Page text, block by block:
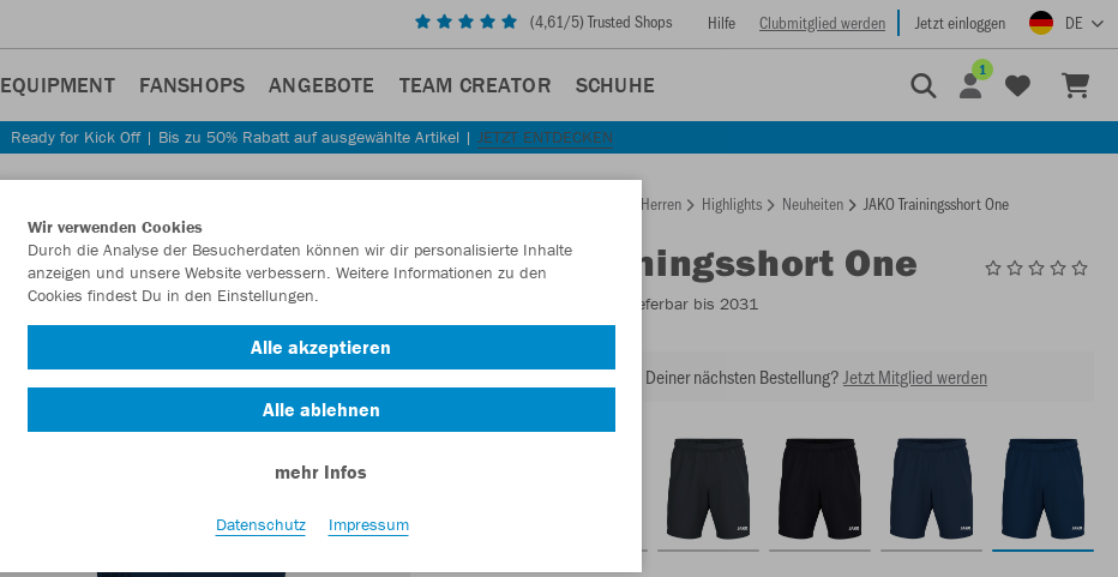
(4,61/5) Trusted Shops Hilfe Clubmitglied werden Jetzt einloggen DE
EQUIPMENT FANSHOPS ANGEBOTE TEAM CREATOR SCHUHE
1
Ready for Kick Off | Bis zu 50% Rabatt auf ausgewählte Artikel | JETZT ENTDECKEN
Herren Highlights Neuheiten JAKO Trainingsshort One
JAKOTrainingsshort One
- Lieferbar bis 2031
Lust auf 30% Rabatt bei Deiner nächsten Bestellung? Jetzt Mitglied werden
Wir verwenden Cookies
Durch die Analyse der Besucherdaten können wir dir personalisierte Inhalte
anzeigen und unsere Website verbessern. Weitere Informationen zu den
Cookies findest Du in den Einstellungen.
Alle akzeptieren
Alle ablehnen
mehr Infos
Datenschutz Impressum